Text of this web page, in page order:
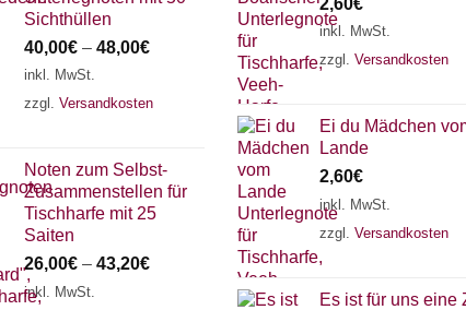
Sichthüllen
40,00€ – 48,00€
inkl. MwSt.
zzgl. Versandkosten
Noten zum Selbst-
Zusammenstellen für
Tischharfe mit 25
Saiten
26,00€ – 43,20€
inkl. MwSt.
inkl. MwSt.
zzgl. Versandkosten
Ei du Mädchen
Lande
2,60€
inkl. MwSt.
zzgl. Versandkosten
Es ist für uns eine